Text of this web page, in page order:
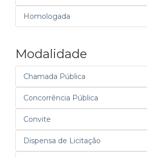
Homologada
Modalidade
Chamada Pública
Concorrência Pública
Convite
Dispensa de Licitação